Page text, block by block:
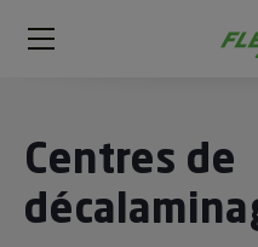
Méga
Centres de